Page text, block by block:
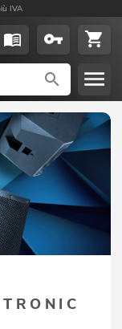
IVA